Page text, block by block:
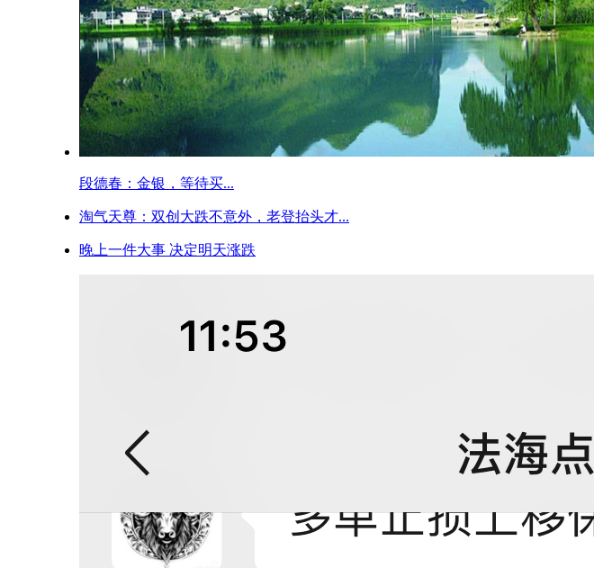
段德春：金银，等待买...
淘气天尊：双创大跌不意外，老登抬头才...
晚上一件大事 决定明天涨跌